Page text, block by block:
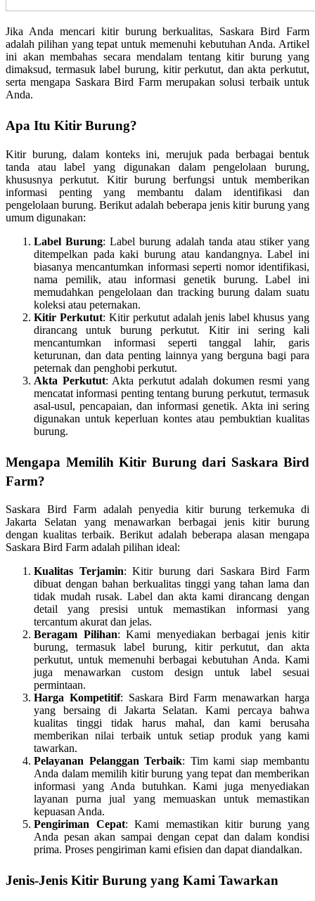
Jika Anda mencari kitir burung berkualitas, Saskara Bird Farm
adalah pilihan yang tepat untuk memenuhi kebutuhan Anda. Artikel
ini akan membahas secara mendalam tentang kitir burung yang
dimaksud, termasuk label burung, kitir perkutut, dan akta perkutut,
serta mengapa Saskara Bird Farm merupakan solusi terbaik untuk
Anda.
Apa Itu Kitir Burung?
Kitir burung, dalam konteks ini, merujuk pada berbagai bentuk
tanda atau label yang digunakan dalam pengelolaan burung,
khususnya perkutut. Kitir burung berfungsi untuk memberikan
informasi penting yang membantu dalam identifikasi dan
pengelolaan burung. Berikut adalah beberapa jenis kitir burung yang
umum digunakan:
Label Burung: Label burung adalah tanda atau stiker yang
ditempelkan pada kaki burung atau kandangnya. Label ini
biasanya mencantumkan informasi seperti nomor identifikasi,
nama pemilik, atau informasi genetik burung. Label ini
memudahkan pengelolaan dan tracking burung dalam suatu
koleksi atau peternakan.
Kitir Perkutut: Kitir perkutut adalah jenis label khusus yang
dirancang untuk burung perkutut. Kitir ini sering kali
mencantumkan informasi seperti tanggal lahir, garis
keturunan, dan data penting lainnya yang berguna bagi para
peternak dan penghobi perkutut.
Akta Perkutut: Akta perkutut adalah dokumen resmi yang
mencatat informasi penting tentang burung perkutut, termasuk
asal-usul, pencapaian, dan informasi genetik. Akta ini sering
digunakan untuk keperluan kontes atau pembuktian kualitas
burung.
Mengapa Memilih Kitir Burung dari Saskara Bird
Farm?
Saskara Bird Farm adalah penyedia kitir burung terkemuka di
Jakarta Selatan yang menawarkan berbagai jenis kitir burung
dengan kualitas terbaik. Berikut adalah beberapa alasan mengapa
Saskara Bird Farm adalah pilihan ideal:
Kualitas Terjamin: Kitir burung dari Saskara Bird Farm
dibuat dengan bahan berkualitas tinggi yang tahan lama dan
tidak mudah rusak. Label dan akta kami dirancang dengan
detail yang presisi untuk memastikan informasi yang
tercantum akurat dan jelas.
Beragam Pilihan: Kami menyediakan berbagai jenis kitir
burung, termasuk label burung, kitir perkutut, dan akta
perkutut, untuk memenuhi berbagai kebutuhan Anda. Kami
juga menawarkan custom design untuk label sesuai
permintaan.
Harga Kompetitif: Saskara Bird Farm menawarkan harga
yang bersaing di Jakarta Selatan. Kami percaya bahwa
kualitas tinggi tidak harus mahal, dan kami berusaha
memberikan nilai terbaik untuk setiap produk yang kami
tawarkan.
Pelayanan Pelanggan Terbaik: Tim kami siap membantu
Anda dalam memilih kitir burung yang tepat dan memberikan
informasi yang Anda butuhkan. Kami juga menyediakan
layanan purna jual yang memuaskan untuk memastikan
kepuasan Anda.
Pengiriman Cepat: Kami memastikan kitir burung yang
Anda pesan akan sampai dengan cepat dan dalam kondisi
prima. Proses pengiriman kami efisien dan dapat diandalkan.
Jenis-Jenis Kitir Burung yang Kami Tawarkan